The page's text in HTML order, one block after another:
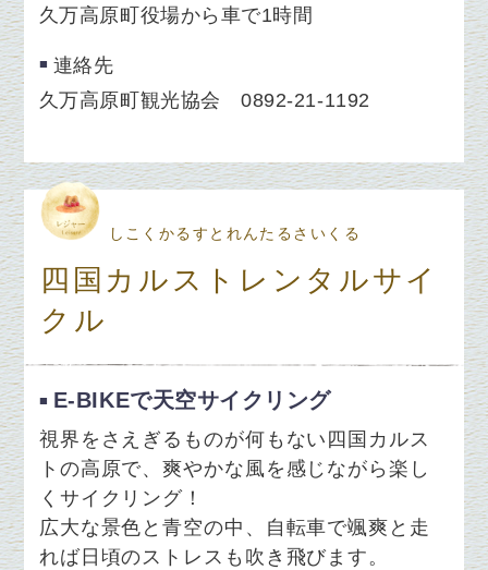
久万高原町役場から車で1時間
連絡先
久万高原町観光協会 0892-21-1192
しこくかるすとれんたるさいくる
四国カルストレンタルサイ
クル
E-BIKEで天空サイクリング
視界をさえぎるものが何もない四国カルス
トの高原で、爽やかな風を感じながら楽し
くサイクリング！
広大な景色と青空の中、自転車で颯爽と走
れば日頃のストレスも吹き飛びます。